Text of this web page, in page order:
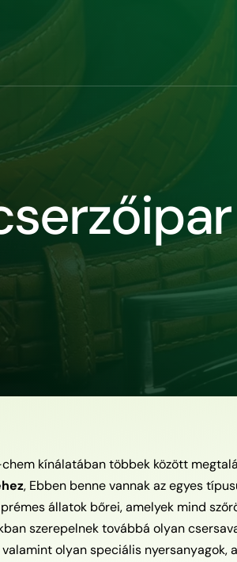
kínálatában többek között
, Ebben benne vannak az egyes
állatok bőrei, amelyek mind
szerepelnek továbbá olyan
valamint olyan speciális